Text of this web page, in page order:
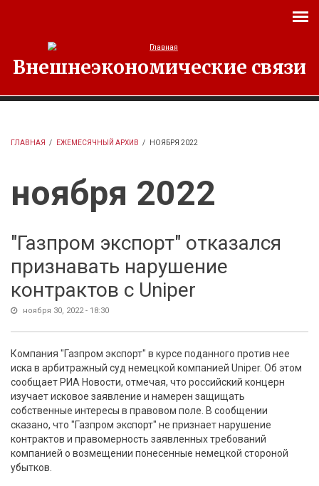
Внешнеэкономические связи
ГЛАВНАЯ / ЕЖЕМЕСЯЧНЫЙ АРХИВ / НОЯБРЯ 2022
ноября 2022
"Газпром экспорт" отказался
признавать нарушение
контрактов с Uniper
ноября 30, 2022 - 18:30
Компания "Газпром экспорт" в курсе поданного против нее
иска в арбитражный суд немецкой компанией Uniper. Об этом
сообщает РИА Новости, отмечая, что российский концерн
изучает исковое заявление и намерен защищать
собственные интересы в правовом поле. В сообщении
сказано, что "Газпром экспорт" не признает нарушение
контрактов и правомерность заявленных требований
компанией о возмещении понесенные немецкой стороной
убытков.